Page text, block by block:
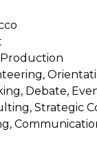
Debate,
Strategic